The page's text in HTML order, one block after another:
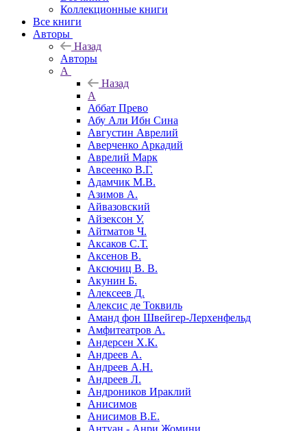
Коллекционные книги
Все книги
Авторы
Назад
Авторы
А
Назад
А
Аббат Прево
Абу Али Ибн Сина
Августин Аврелий
Аверченко Аркадий
Аврелий Марк
Авсеенко В.Г.
Адамчик М.В.
Азимов А.
Айвазовский
Айзексон У.
Айтматов Ч.
Аксаков С.Т.
Аксенов В.
Аксючиц В. В.
Акунин Б.
Алексеев Д.
Алексис де Токвиль
Аманд фон Швейгер-Лерхенфельд
Амфитеатров А.
Андерсен Х.К.
Андреев А.
Андреев А.Н.
Андреев Л.
Андроников Ираклий
Анисимов
Анисимов В.Е.
Антуан - Анри Жомини